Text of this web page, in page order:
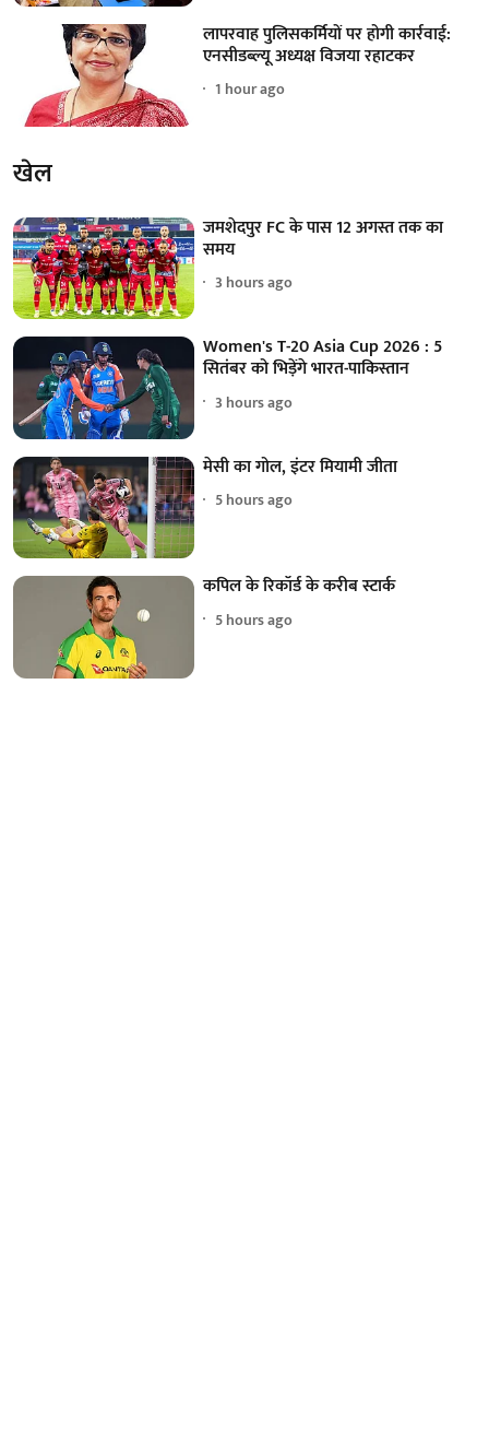
लापरवाह पुलिसकर्मियों पर होगी कार्रवाई:
एनसीडब्ल्यू अध्यक्ष विजया रहाटकर
1 hour ago
खेल
जमशेदपुर FC के पास 12 अगस्त तक का
समय
3 hours ago
Women's T-20 Asia Cup 2026 : 5
सितंबर को भिड़ेंगे भारत-पाकिस्तान
3 hours ago
मेसी का गोल, इंटर मियामी जीता
5 hours ago
कपिल के रिकॉर्ड के करीब स्टार्क
5 hours ago